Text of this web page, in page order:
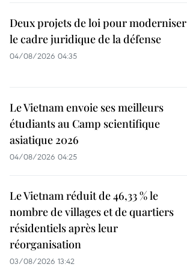
Deux projets de loi pour moderniser
le cadre juridique de la défense
04/08/2026 04:35
Le Vietnam envoie ses meilleurs
étudiants au Camp scientifique
asiatique 2026
04/08/2026 04:25
Le Vietnam réduit de 46,33 % le
nombre de villages et de quartiers
résidentiels après leur
réorganisation
03/08/2026 13:42